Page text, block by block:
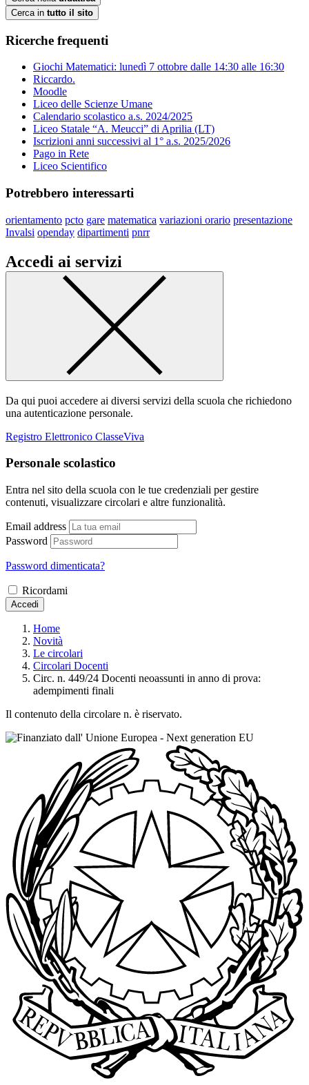
Cerca in tutto il sito
Ricerche frequenti
Giochi Matematici: lunedì 7 ottobre dalle 14:30 alle 16:30
Riccardo.
Moodle
Liceo delle Scienze Umane
Calendario scolastico a.s. 2024/2025
Liceo Statale “A. Meucci” di Aprilia (LT)
Iscrizioni anni successivi al 1° a.s. 2025/2026
Pago in Rete
Liceo Scientifico
Potrebbero interessarti
orientamento pcto gare matematica variazioni orario presentazione
Invalsi openday dipartimenti pnrr
Accedi ai servizi
Da qui puoi accedere ai diversi servizi della scuola che richiedono
una autenticazione personale.
Registro Elettronico ClasseViva
Personale scolastico
Entra nel sito della scuola con le tue credenziali per gestire
contenuti, visualizzare circolari e altre funzionalità.
Email address
Password
Password dimenticata?
Ricordami
Accedi
Home
Novità
Le circolari
Circolari Docenti
Circ. n. 449/24 Docenti neoassunti in anno di prova:
adempimenti finali
Il contenuto della circolare n. è riservato.